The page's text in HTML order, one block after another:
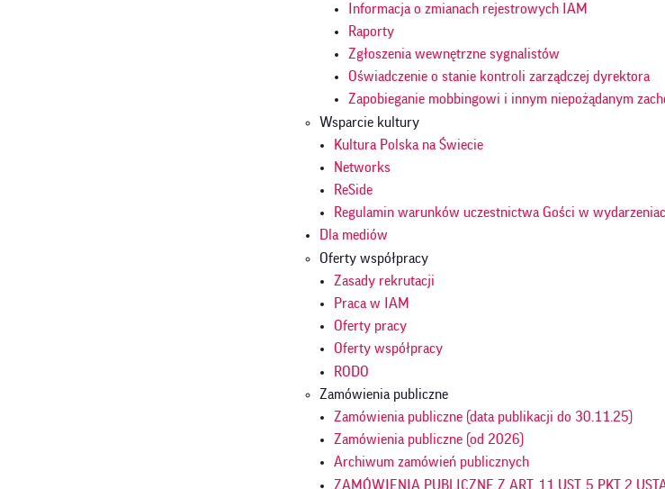
Informacja o zmianach rejestrowych IAM
Raporty
Zgłoszenia wewnętrzne sygnalistów
Oświadczenie o stanie kontroli zarządczej dyrektora
Zapobieganie mobbingowi i innym niepożądanym
Wsparcie kultury
Kultura Polska na Świecie
Networks
ReSide
Regulamin warunków uczestnictwa Gości w
Dla mediów
Oferty współpracy
Zasady rekrutacji
Praca w IAM
Oferty pracy
Oferty współpracy
RODO
Zamówienia publiczne
Zamówienia publiczne (data publikacji do 30.11.25)
Zamówienia publiczne (od 2026)
Archiwum zamówień publicznych
ZAMÓWIENIA PUBLICZNE Z ART. 11 UST. 5 PKT 2